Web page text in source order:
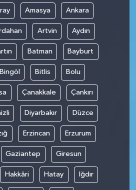
Amasya Ankara
Artvin Aydın
Batman Bayburt
Bingöl Bitlis Bolu
Çanakkale Çankırı
Diyarbakır Düzce
Erzincan Erzurum
Gaziantep Giresun
Hakkâri Hatay Iğdır